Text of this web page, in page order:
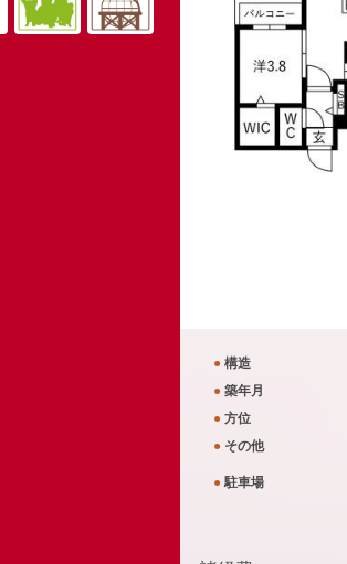
● 構造
● 築年月
● 方位
● その他
●駐車場